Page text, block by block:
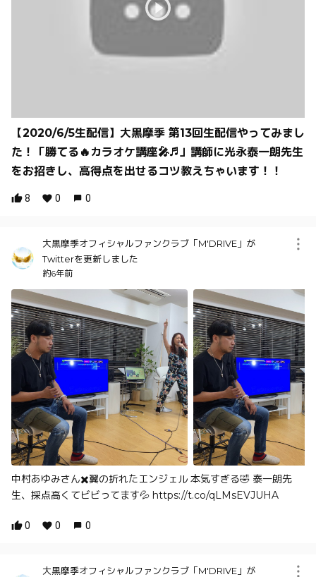
【2020/6/5生配信】大黒摩季 第13回生配信やってみまし
た！「勝てる🔥カラオケ講座🎤♬」講師に光永泰一朗先生
をお招きし、高得点を出せるコツ教えちゃいます！！
8 0 0
大黒摩季オフィシャルファンクラブ「M'DRIVE」が
Twitterを更新しました
約6年前
中村あゆみさん✖️翼の折れたエンジェル 本気すぎる🤣 泰一朗先
生、採点高くてビビってます💦 https://t.co/qLMsEVJUHA
0 0 0
大黒摩季オフィシャルファンクラブ「M'DRIVE」が